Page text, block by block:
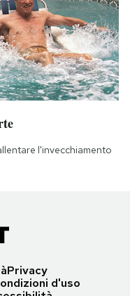
l'invecchiamento
Privacy
d'uso